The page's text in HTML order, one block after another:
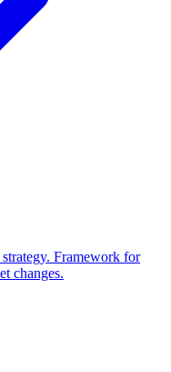
Framework for
changes.